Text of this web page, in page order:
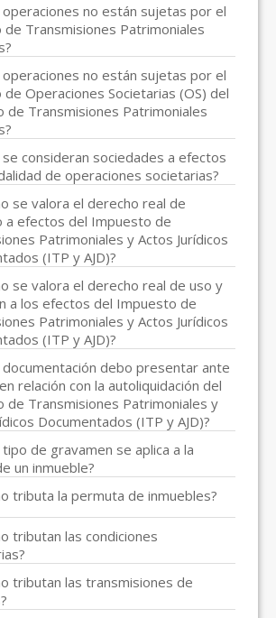
operaciones no están sujetas por el
de Transmisiones Patrimoniales
operaciones no están sujetas por el
Operaciones Societarias (OS) del
de Transmisiones Patrimoniales
se consideran sociedades a efectos
de operaciones societarias?
se valora el derecho real de
a efectos del Impuesto de
Patrimoniales y Actos Jurídicos
(ITP y AJD)?
se valora el derecho real de uso y
a los efectos del Impuesto de
Patrimoniales y Actos Jurídicos
(ITP y AJD)?
documentación debo presentar ante
relación con la autoliquidación del
de Transmisiones Patrimoniales y
Documentados (ITP y AJD)?
tipo de gravamen se aplica a la
un inmueble?
tributa la permuta de inmuebles?
tributan las condiciones
tributan las transmisiones de